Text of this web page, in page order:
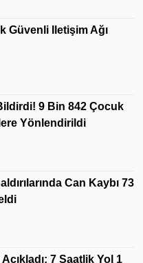
Güvenli Iletişim Ağı
9 Bin 842 Çocuk
Yönlendirildi
Can Kaybı 73
7 Saatlik Yol 1